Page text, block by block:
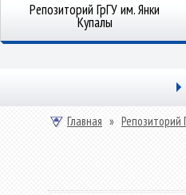
Репозиторий ГрГУ им. Янки
Купалы
Главная » Репозиторий